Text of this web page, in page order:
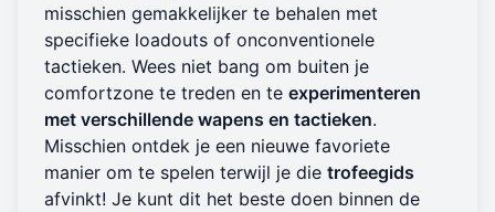
misschien gemakkelijker te behalen met
specifieke loadouts of onconventionele
tactieken. Wees niet bang om buiten je
comfortzone te treden en te experimenteren
met verschillende wapens en tactieken.
Misschien ontdek je een nieuwe favoriete
manier om te spelen terwijl je die trofeegids
afvinkt! Je kunt dit het beste doen binnen de